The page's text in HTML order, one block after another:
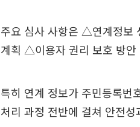
주요 심사 사항은 △연계정보
계획 △이용자 권리 보호 방안
특히 연계 정보가 주민등록번
처리 과정 전반에 걸쳐 안전